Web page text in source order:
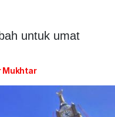
untuk umat
Mukhtar